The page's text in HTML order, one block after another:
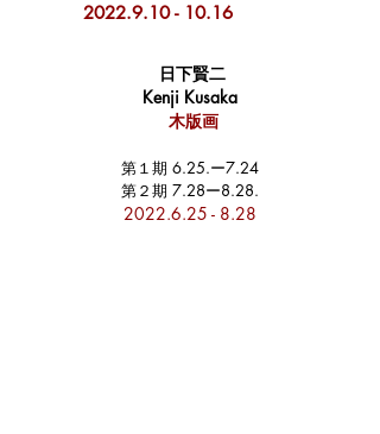
2022.9.10 - 10.16
日下賢二
Kenji Kusaka
木版画
第１期 6.25.ー7.24
第２期 7.28ー8.28.
2022.6.25 - 8.28